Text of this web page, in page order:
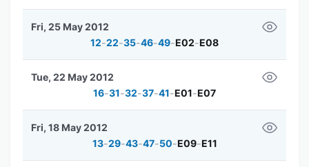
12-22-35-46-49-E02-E08
Fri, 25 May 2012
16-31-32-37-41-E01-E07
Tue, 22 May 2012
13-29-43-47-50-E09-E11
Fri, 18 May 2012